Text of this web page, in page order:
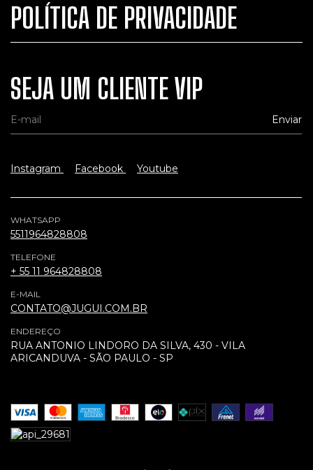
POLÍTICA DE PRIVACIDADE
SEJA UM CLIENTE VIP
Instagram Facebook Youtube
WHATSAPP
5511964828808
TELEFONE
+ 55 11 964828808
E-MAIL
CONTATO@JUGUI.COM.BR
ENDEREÇO
RUA ANTONIO LINDORO DA SILVA, 430 - VILA
ARICANDUVA - SÃO PAULO - SP